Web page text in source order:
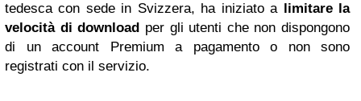
tedesca con sede in Svizzera, ha iniziato a limitare la
velocità di download per gli utenti che non dispongono
di un account Premium a pagamento o non sono
registrati con il servizio.